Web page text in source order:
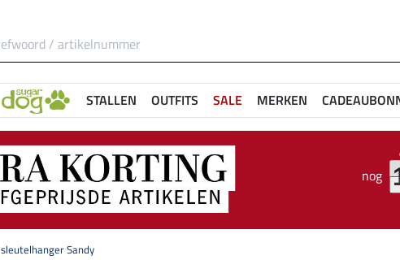
STALLEN OUTFITS SALE MERKEN
nog
sleutelhanger Sandy